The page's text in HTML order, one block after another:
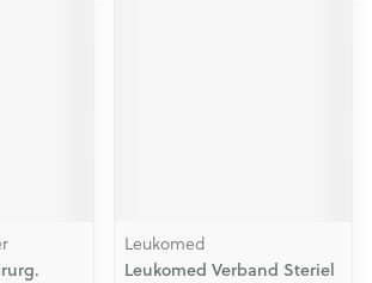
Leukomed
Leukomed Verband Steriel